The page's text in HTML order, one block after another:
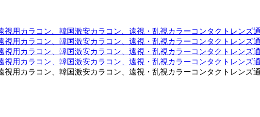
用カラコン、韓国激安カラコン、遠視・乱視カラーコンタクトレンズ
用カラコン、韓国激安カラコン、遠視・乱視カラーコンタクトレンズ
用カラコン、韓国激安カラコン、遠視・乱視カラーコンタクトレンズ
用カラコン、韓国激安カラコン、遠視・乱視カラーコンタクトレンズ
用カラコン、韓国激安カラコン、遠視・乱視カラーコンタクトレンズ